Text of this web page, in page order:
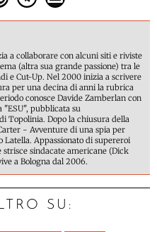
a collaborare con alcuni siti e riviste
(altra sua grande passione) tra le
e Cut-Up. Nel 2000 inizia a scrivere
per una decina di anni la rubrica
conosce Davide Zamberlan con
"ESU", pubblicata su
Topolinia. Dopo la chiusura della
- Avventure di una spia per
Latella. Appassionato di supereroi
sindacate americane (Dick
a Bologna dal 2006.
SU: